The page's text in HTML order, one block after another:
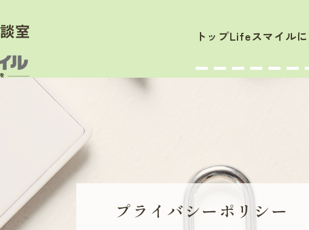
トップLifeスマイル
プライバシー ポリシー